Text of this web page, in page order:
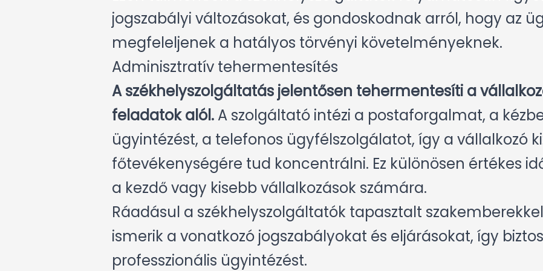
jogszabályi változásokat, és gondoskodnak arról, hogy az
megfeleljenek a hatályos törvényi követelményeknek.
Adminisztratív tehermentesítés
A székhelyszolgáltatás jelentősen tehermentesíti a
feladatok alól.A szolgáltató intézi a postaforgalmat, a
ügyintézést, a telefonos ügyfélszolgálatot, így a vállalkozó
főtevékenységére tud koncentrálni. Ez különösen értékes
a kezdő vagy kisebb vállalkozások számára.
Ráadásul a székhelyszolgáltatók tapasztalt
ismerik a vonatkozó jogszabályokat és eljárásokat, így
professzionális ügyintézést.